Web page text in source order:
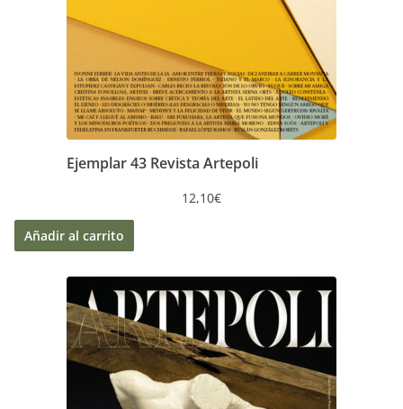
Ejemplar 43 Revista Artepoli
12,10€
Añadir al carrito